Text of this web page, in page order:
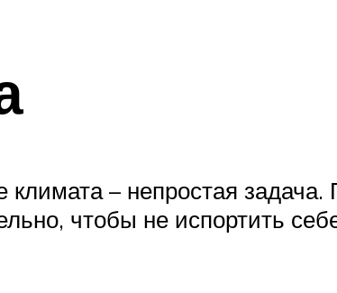
климата – непростая
чтобы не испортить